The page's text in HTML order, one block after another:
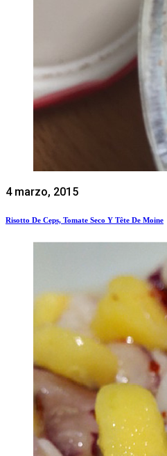
4 marzo, 2015
Risotto De Ceps, Tomate Seco Y Tête De Moine